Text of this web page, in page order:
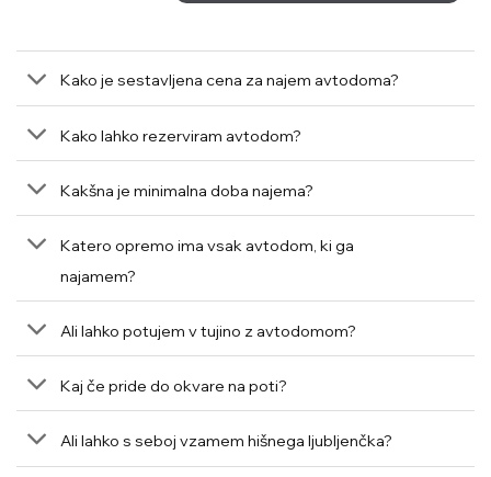
Kako je sestavljena cena za najem avtodoma?
Kako lahko rezerviram avtodom?
Kakšna je minimalna doba najema?
Katero opremo ima vsak avtodom, ki ga
najamem?
Ali lahko potujem v tujino z avtodomom?
Kaj če pride do okvare na poti?
Ali lahko s seboj vzamem hišnega ljubljenčka?